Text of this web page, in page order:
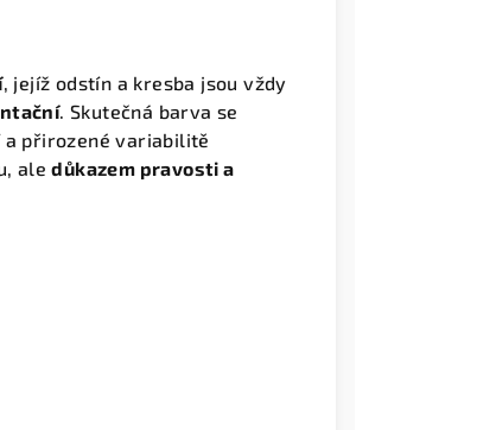
, jejíž odstín a kresba jsou vždy
. Skutečná barva se
přirozené variabilitě
aledůkazem pravosti a